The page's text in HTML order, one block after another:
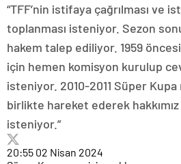
“TFF’nin istifaya çağrılması ve
toplanması isteniyor. Sezon
hakem talep ediliyor. 1959
için hemen komisyon kurulup
isteniyor. 2010-2011 Süper Kupa
birlikte hareket ederek hakkımız
isteniyor.”
20:55 02 Nisan 2024